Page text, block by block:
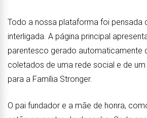
Todo a nossa plataforma foi pensada
interligada. A página principal
parentesco gerado automaticamente
coletados de uma rede social e de
para a Família Stronger.
O pai fundador e a mãe de honra,